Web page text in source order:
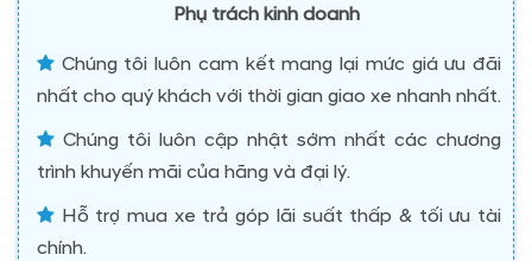
Phụ trách kinh doanh
Chúng tôi luôn cam kết mang lại mức giá ưu đãi
nhất cho quý khách với thời gian giao xe nhanh nhất.
Chúng tôi luôn cập nhật sớm nhất các chương
trình khuyến mãi của hãng và đại lý.
Hỗ trợ mua xe trả góp lãi suất thấp & tối ưu tài
chính.